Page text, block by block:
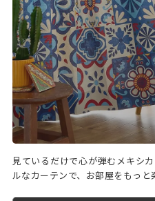
見ているだけで心が弾むメキシ
ルなカーテンで、お部屋をもっと